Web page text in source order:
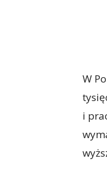
W
i